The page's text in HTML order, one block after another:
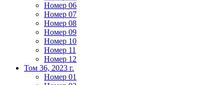
Номер 06
Номер 07
Номер 08
Номер 09
Номер 10
Номер 11
Номер 12
Том 36, 2023 г.
Номер 01